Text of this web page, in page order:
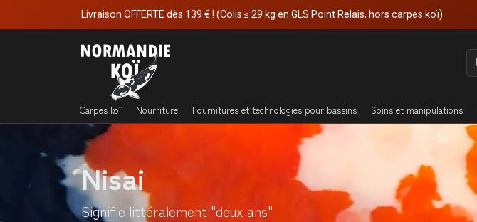
Livraison OFFERTE dès 139 € ! (Colis ≤ 29 kg en GLS Point Relais, hors carpes koï)
Carpes koï Nourriture Fournitures et technologies pour bassins Soins et manipulations
Nisai
Signifie littéralement "deux ans"